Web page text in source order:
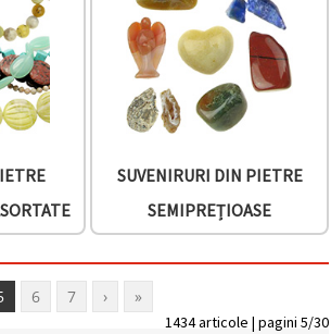
SUVENIRURI DIN PIETRE
SEMIPREȚIOASE
6 7 › »
1434 articole | pagini 5/30